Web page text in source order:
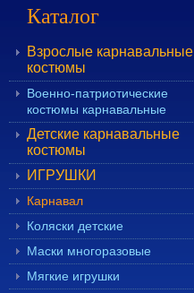
Каталог
Взрослые карнавальные
костюмы
Военно-патриотические
костюмы карнавальные
Детские карнавальные
костюмы
ИГРУШКИ
Карнавал
Коляски детские
Маски многоразовые
Мягкие игрушки